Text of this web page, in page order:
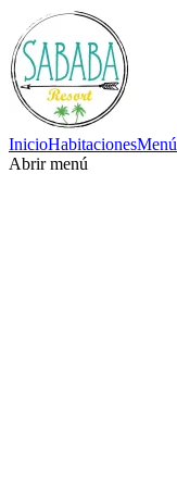
InicioHabitacionesMenú
Abrir menú